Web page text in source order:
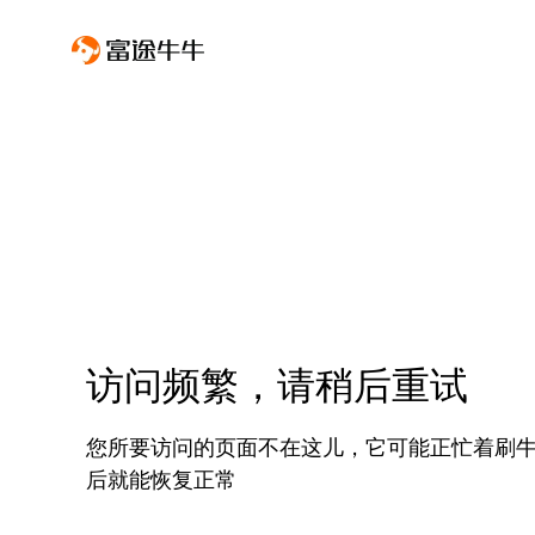
访问频繁，请稍后重试
您所要访问的页面不在这儿，它可能正忙着刷
后就能恢复正常